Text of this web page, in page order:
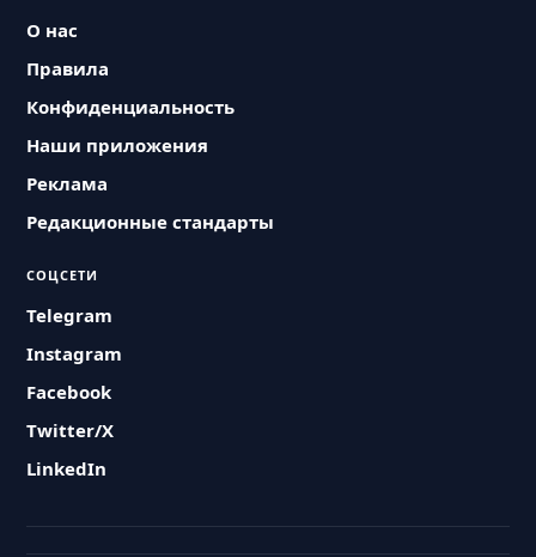
О нас
Правила
Конфиденциальность
Наши приложения
Реклама
Редакционные стандарты
СОЦСЕТИ
Telegram
Instagram
Facebook
Twitter/X
LinkedIn